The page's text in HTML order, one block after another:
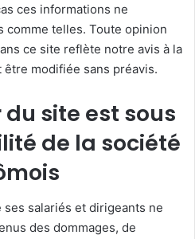
ces informations ne
telles. Toute opinion
ce site reflète notre avis à la
modifiée sans préavis.
du site est sous
de la société
ses salariés et dirigeants ne
des dommages, de